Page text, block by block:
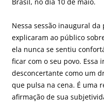
Nessa sessão inaugural da
explicaram ao público
ela nunca se sentiu
ficar com o seu povo. Essa
desconcertante como um
que pulsa na cena. É uma
afirmação de sua